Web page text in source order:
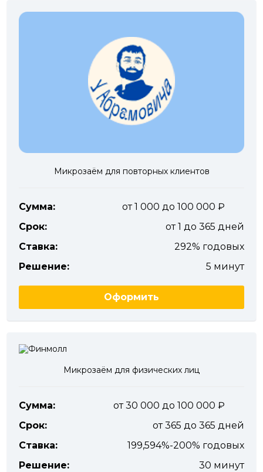
Микрозаём для повторных клиентов
Сумма:
от 1 000 до 100 000
Срок:
от 1 до 365 дней
Ставка:
292% годовых
Решение:
5 минут
Оформить
Микрозаём для физических лиц
Сумма:
от 30 000 до 100 000
Срок:
от 365 до 365 дней
Ставка:
199,594%-200% годовых
Решение:
30 минут